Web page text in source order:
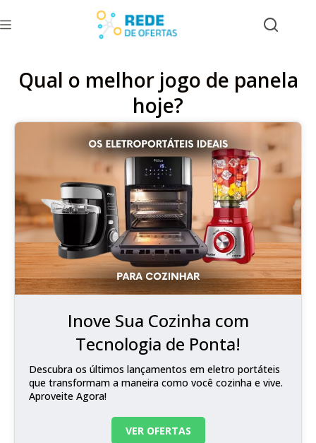
Qual o melhor jogo de panela
hoje?
Inove Sua Cozinha com
Tecnologia de Ponta!
Descubra os últimos lançamentos em eletro portáteis
que transformam a maneira como você cozinha e vive.
Aproveite Agora!
VER OFERTAS